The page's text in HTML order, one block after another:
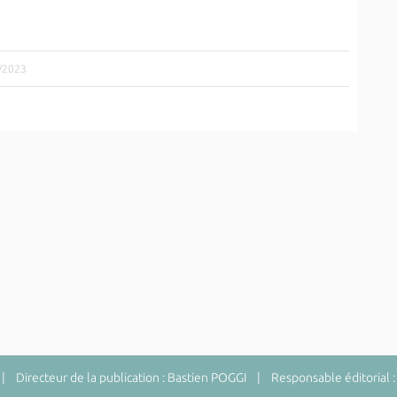
Directeur de la publication : Bastien POGGI | Responsable éditorial :